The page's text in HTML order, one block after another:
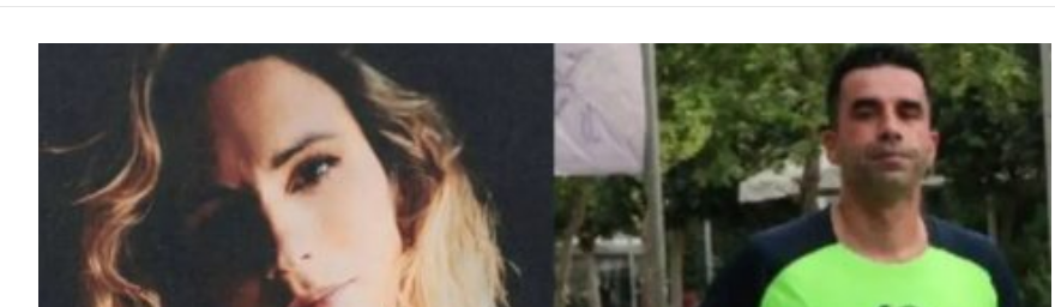
Αυστηρό «όχι» σε ΑΠΕ σε καμένες περιοχές της Αττικής από τον Χαρδαλιά: «Καμία
Φωτιά σε Αττική και Βοιωτία: Η Ενέργεια Ίση με 6 Βόμβες Χιροσίμα – Το
22 Χρόνια Χωρίς τον Δημήτρη Παπαμιχαήλ: Η Συγκινητική Τιμή της Φίνος Φιλμ